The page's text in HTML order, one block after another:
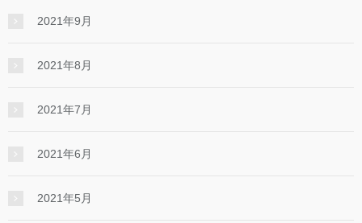
2021年9月
2021年8月
2021年7月
2021年6月
2021年5月